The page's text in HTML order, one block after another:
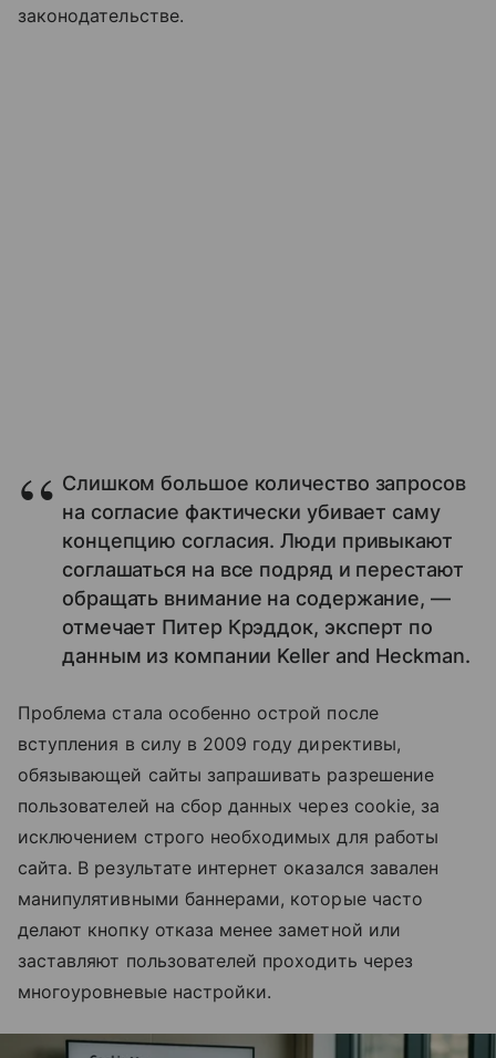
законодательстве.
Слишком большое количество запросов
на согласие фактически убивает саму
концепцию согласия. Люди привыкают
соглашаться на все подряд и перестают
обращать внимание на содержание, —
отмечает Питер Крэддок, эксперт по
данным из компании Keller and Heckman.
Проблема стала особенно острой после
вступления в силу в 2009 году директивы,
обязывающей сайты запрашивать разрешение
пользователей на сбор данных через cookie, за
исключением строго необходимых для работы
сайта. В результате интернет оказался завален
манипулятивными баннерами, которые часто
делают кнопку отказа менее заметной или
заставляют пользователей проходить через
многоуровневые настройки.